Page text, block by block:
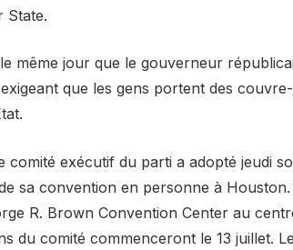
State.
même jour que le gouverneur
exigeant que les gens portent des
comité exécutif du parti a adopté jeudi
sa convention en personne à
R. Brown Convention Center au
du comité commenceront le 13 juillet.